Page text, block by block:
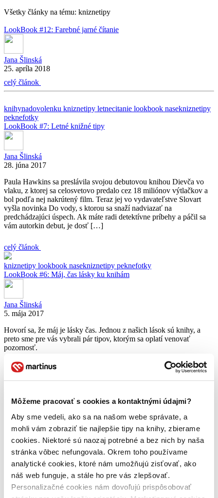
Môžeme pracovať s cookies a kontaktnými údajmi?
Aby sme vedeli, ako sa na našom webe správate, a
mohli vám zobraziť tie najlepšie tipy na knihy, zbierame
cookies. Niektoré sú naozaj potrebné a bez nich by naša
stránka vôbec nefungovala. Okrem toho používame
analytické cookies, ktoré nám umožňujú zisťovať, ako
náš web funguje, a stále ho pre vás zlepšovať.
Personalizačné cookies nám dovoľujú prispôsobovať
Všetky články na tému: kniznetipy
LookBook #12: Farebné jarné čítanie
Jana Šlinská
25. apríla 2018
celý článok
knihynadovolenku kniznetipy letnecitanie lookbook nasekniznetipy
peknefotky
LookBook #7: Letné knižné tipy
Jana Šlinská
28. júna 2017
Paula Hawkins sa preslávila svojou debutovou knihou Dievča vo
vlaku, z ktorej sa celosvetovo predalo cez 18 miliónov výtlačkov a
bol podľa nej nakrútený film. Teraz jej vo vydavateľstve Slovart
vyšla novinka Do vody, s ktorou sa snaží nadviazať na
predchádzajúci úspech. Ak máte radi detektívne príbehy a páčil sa
vám autorkin debut, je dosť […]
celý článok
kniznetipy lookbook nasekniznetipy peknefotky
LookBook #6: Máj, čas lásky ku knihám
Jana Šlinská
5. mája 2017
Hovorí sa, že máj je lásky čas. Jednou z našich lások sú knihy, a
preto sme pre vás vybrali pár tipov, ktorým sa oplatí venovať
pozornosť.
celý článok
LookBook #5: Jarné knižné chuťovky
Jana Šlinská
Marec je mesiac, s ktorým sa po decembri spájajú knihy asi najviac.
A keďže vianočnú knižnú nádielku máme snáď už všetci prečítanú,
môžeme sa smelo pustiť do noviniek, ktoré pre všetkých
knihomoľov neúnavne pripravujú slovenské a české vydavateľstvá.
A nie je ich málo 🙂